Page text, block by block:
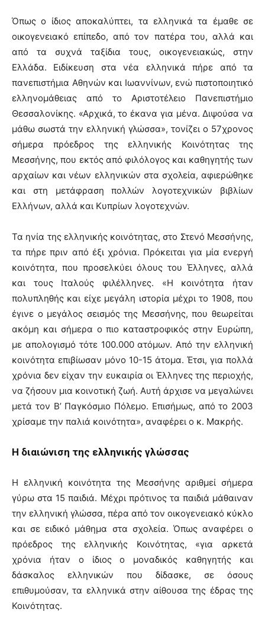
Όπως ο ίδιος αποκαλύπτει, τα ελληνικά τα έμαθε σε
οικογενειακό επίπεδο, από τον πατέρα του, αλλά και
από τα συχνά ταξίδια τους, οικογενειακώς, στην
Ελλάδα. Ειδίκευση στα νέα ελληνικά πήρε από τα
πανεπιστήμια Αθηνών και Ιωαννίνων, ενώ πιστοποιητικό
ελληνομάθειας από το Αριστοτέλειο Πανεπιστήμιο
Θεσσαλονίκης. «Αρχικά, το έκανα για μένα. Διψούσα να
μάθω σωστά την ελληνική γλώσσα», τονίζει ο 57χρονος
σήμερα πρόεδρος της ελληνικής Κοινότητας της
Μεσσήνης, που εκτός από φιλόλογος και καθηγητής των
αρχαίων και νέων ελληνικών στα σχολεία, αφιερώθηκε
και στη μετάφραση πολλών λογοτεχνικών βιβλίων
Ελλήνων, αλλά και Κυπρίων λογοτεχνών.
Τα ηνία της ελληνικής κοινότητας, στο Στενό Μεσσήνης,
τα πήρε πριν από έξι χρόνια. Πρόκειται για μία ενεργή
κοινότητα, που προσελκύει όλους του Έλληνες, αλλά
και τους Ιταλούς φιλέλληνες. «Η κοινότητα ήταν
πολυπληθής και είχε μεγάλη ιστορία μέχρι το 1908, που
έγινε ο μεγάλος σεισμός της Μεσσήνης, που θεωρείται
ακόμη και σήμερα ο πιο καταστροφικός στην Ευρώπη,
με απολογισμό τότε 100.000 ατόμων. Από την ελληνική
κοινότητα επιβίωσαν μόνο 10-15 άτομα. Έτσι, για πολλά
χρόνια δεν είχαν την ευκαιρία οι Έλληνες της περιοχής,
να ζήσουν μια κοινοτική ζωή. Αυτή άρχισε να μεγαλώνει
μετά τον Β’ Παγκόσμιο Πόλεμο. Επισήμως, από το 2003
χρίσαμε την παλιά κοινότητα», αναφέρει ο κ. Μακρής.
Η διαιώνιση της ελληνικής γλώσσας
Η ελληνική κοινότητα της Μεσσήνης αριθμεί σήμερα
γύρω στα 15 παιδιά. Μέχρι πρότινος τα παιδιά μάθαιναν
την ελληνική γλώσσα, πέρα από τον οικογενειακό κύκλο
και σε ειδικό μάθημα στα σχολεία. Όπως αναφέρει ο
πρόεδρος της ελληνικής Κοινότητας, «για αρκετά
χρόνια ήταν ο ίδιος ο μοναδικός καθηγητής και
δάσκαλος ελληνικών που δίδασκε, σε όσους
επιθυμούσαν, τα ελληνικά στην αίθουσα της έδρας της
Κοινότητας.